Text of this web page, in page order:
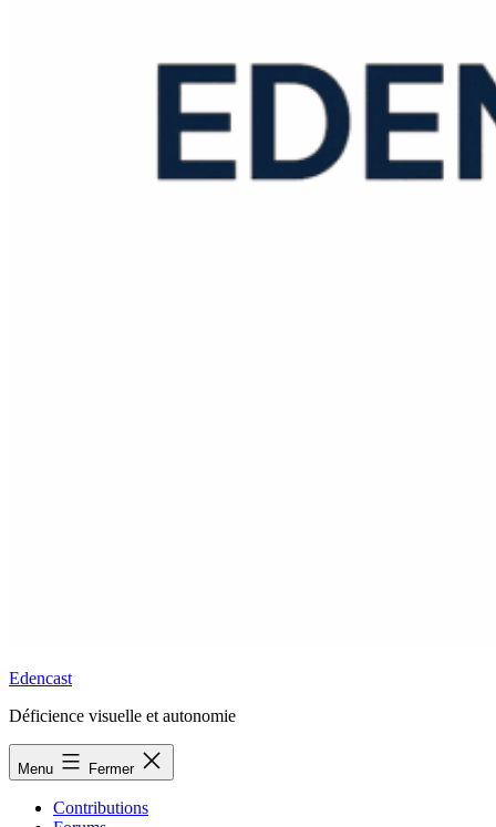
Edencast
Déficience visuelle et autonomie
Menu Fermer
Contributions